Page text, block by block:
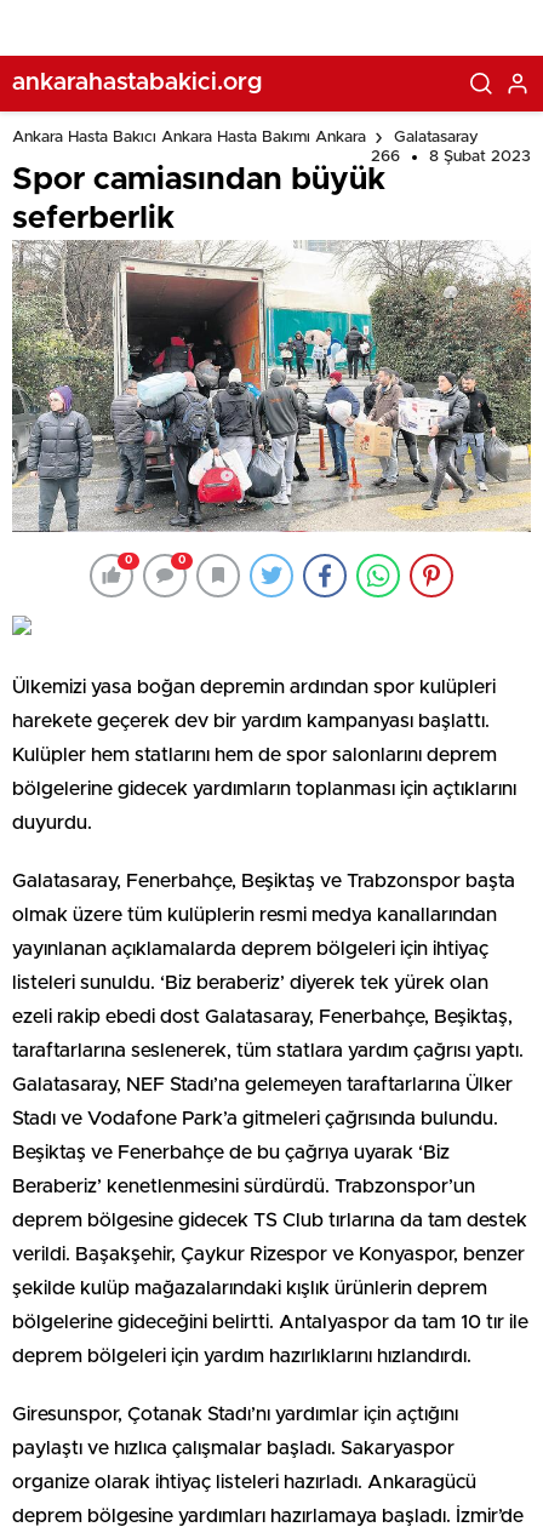
ankarahastabakici.org
Ankara Hasta Bakıcı Ankara Hasta Bakımı Ankara
Galatasaray
266
8 Şubat 2023
Spor camiasından büyük
seferberlik
0 0
Ülkemizi yasa boğan depremin ardından spor kulüpleri
harekete geçerek dev bir yardım kampanyası başlattı.
Kulüpler hem statlarını hem de spor salonlarını deprem
bölgelerine gidecek yardımların toplanması için açtıklarını
duyurdu.
Galatasaray, Fenerbahçe, Beşiktaş ve Trabzonspor başta
olmak üzere tüm kulüplerin resmi medya kanallarından
yayınlanan açıklamalarda deprem bölgeleri için ihtiyaç
listeleri sunuldu. ‘Biz beraberiz’ diyerek tek yürek olan
ezeli rakip ebedi dost Galatasaray, Fenerbahçe, Beşiktaş,
taraftarlarına seslenerek, tüm statlara yardım çağrısı yaptı.
Galatasaray, NEF Stadı’na gelemeyen taraftarlarına Ülker
Stadı ve Vodafone Park’a gitmeleri çağrısında bulundu.
Beşiktaş ve Fenerbahçe de bu çağrıya uyarak ‘Biz
Beraberiz’ kenetlenmesini sürdürdü. Trabzonspor’un
deprem bölgesine gidecek TS Club tırlarına da tam destek
verildi. Başakşehir, Çaykur Rizespor ve Konyaspor, benzer
şekilde kulüp mağazalarındaki kışlık ürünlerin deprem
bölgelerine gideceğini belirtti. Antalyaspor da tam 10 tır ile
deprem bölgeleri için yardım hazırlıklarını hızlandırdı.
Giresunspor, Çotanak Stadı’nı yardımlar için açtığını
paylaştı ve hızlıca çalışmalar başladı. Sakaryaspor
organize olarak ihtiyaç listeleri hazırladı. Ankaragücü
deprem bölgesine yardımları hazırlamaya başladı. İzmir’de